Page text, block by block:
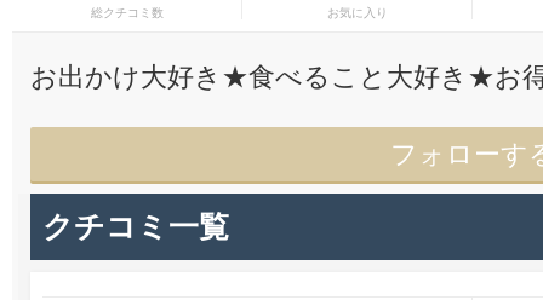
総クチコミ数 お気に入り
お出かけ大好き★食べること大好き★お
フォローす
クチコミ一覧